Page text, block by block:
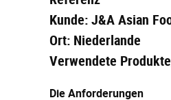
Kunde: J&A Asian
Ort: Niederlande
Verwendete
Die Anforderungen